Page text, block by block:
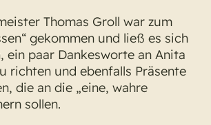
Thomas Groll war zum
gekommen und ließ es sich
ein paar Dankesworte an Anita
richten und ebenfalls Präsente
die an die „eine, wahre
sollen.